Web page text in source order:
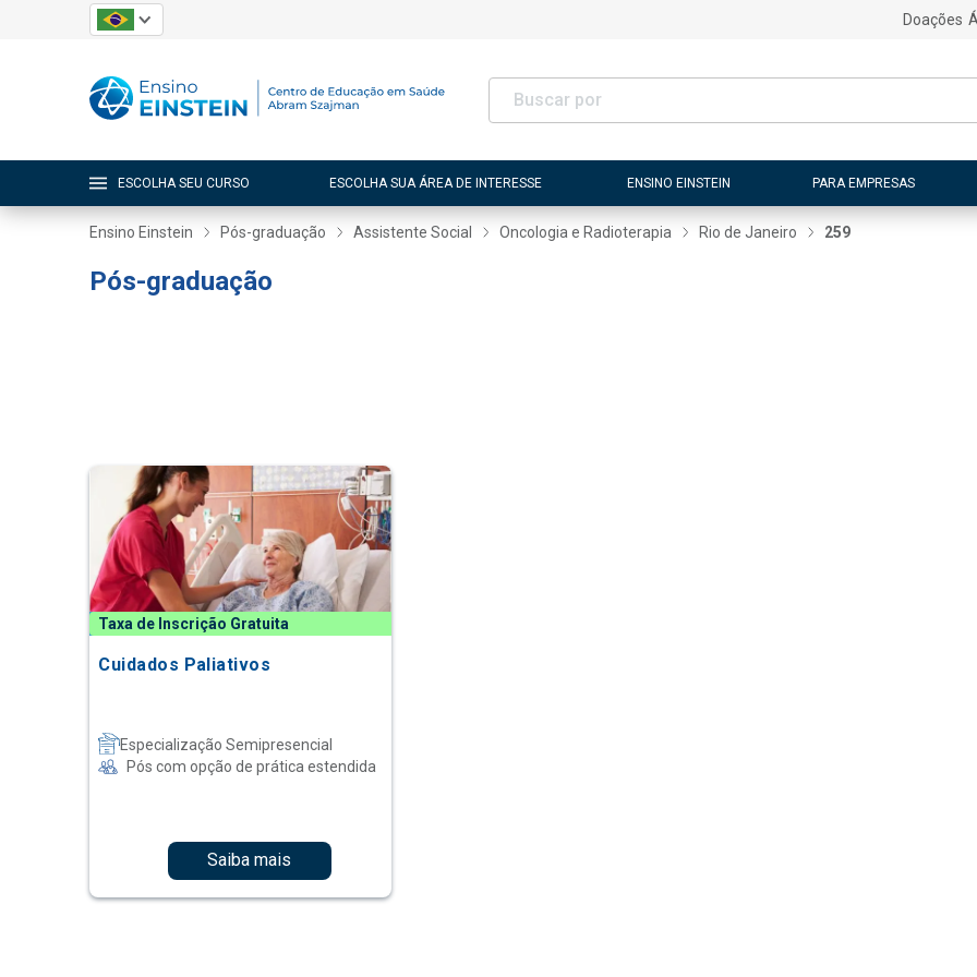
Doações
ESCOLHA SEU CURSO ESCOLHA SUA ÁREA DE INTERESSE ENSINO EINSTEIN PARA EMPRESAS
Ensino Einstein Pós-graduação Assistente Social Oncologia e Radioterapia Rio de Janeiro 259
Pós-graduação
Taxa de Inscrição Gratuita
Cuidados Paliativos
Especialização Semipresencial
Pós com opção de prática estendida
Saiba mais